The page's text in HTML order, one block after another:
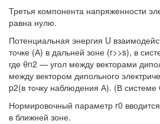
Третья компонента напряженности
равна нулю.
Потенциальная энергия U
точке (А) в дальней зоне (r>>s), в
где θn2 — угол между векторами
между вектором дипольного
p2(в точку наблюдения А). (В системе
Нормировочный параметр r0
в ближней зоне.